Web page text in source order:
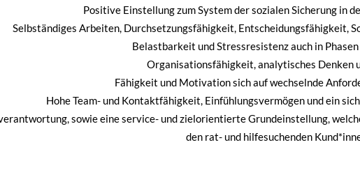
Positive Einstellung zum System der sozialen Sicherung in
Selbständiges Arbeiten, Durchsetzungsfähigkeit, Entscheidungsfähigkeit,
Belastbarkeit und Stressresistenz auch in
Organisationsfähigkeit, analytisches Denken
Fähigkeit und Motivation sich auf wechselnde
Hohe Team- und Kontaktfähigkeit, Einfühlungsvermögen und ein
sowie eine service- und zielorientierte Grundeinstellung,
den rat- und hilfesuchenden